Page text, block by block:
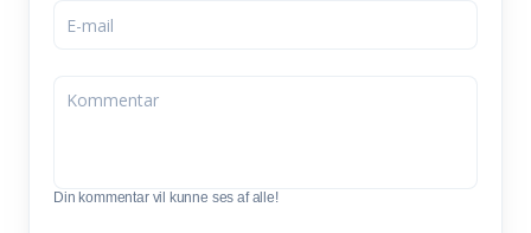
Din kommentar vil kunne ses af alle!